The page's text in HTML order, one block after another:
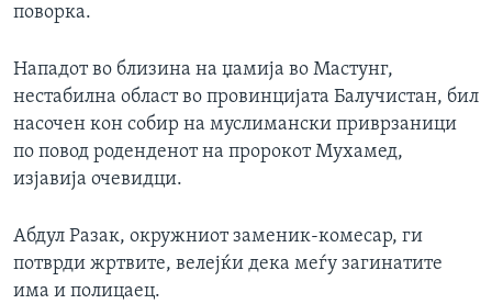
поворка.
Нападот во близина на џамија во Мастунг,
нестабилна област во провинцијата Балучистан, бил
насочен кон собир на муслимански приврзаници
по повод роденденот на пророкот Мухамед,
изјавија очевидци.
Абдул Разак, окружниот заменик-комесар, ги
потврди жртвите, велејќи дека меѓу загинатите
има и полицаец.